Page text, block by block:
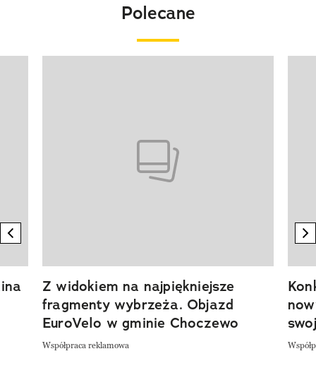
Polecane
previous element
Z widokiem na najpiękniejsze
fragmenty wybrzeża. Objazd
EuroVelo w gminie Choczewo
Współpraca reklamowa